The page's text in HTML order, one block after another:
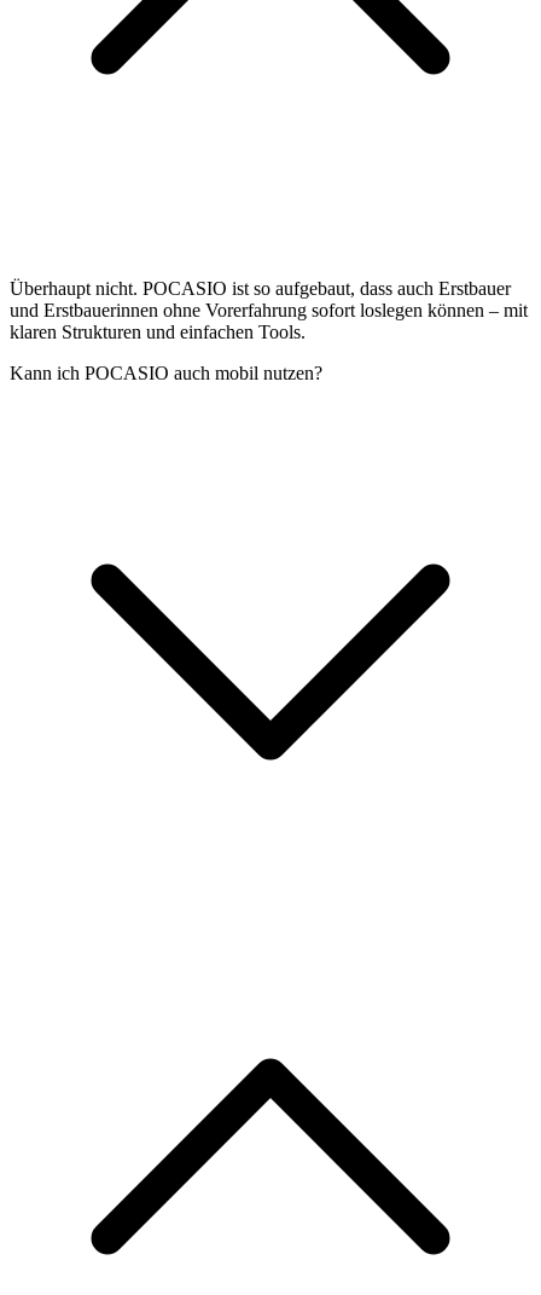
Überhaupt nicht. POCASIO ist so aufgebaut, dass auch Erstbauer
und Erstbauerinnen ohne Vorerfahrung sofort loslegen können – mit
klaren Strukturen und einfachen Tools.
Kann ich POCASIO auch mobil nutzen?